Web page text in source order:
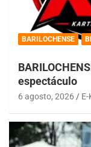
BARILOCHENSE
espectáculo
6 agosto, 2026